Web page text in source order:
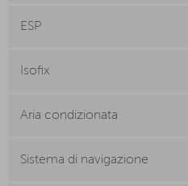
ESP
Isofix
Aria condizionata
Sistema di navigazione